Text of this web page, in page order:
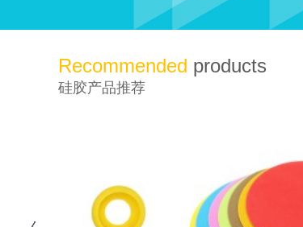
Recommended products
硅胶产品推荐